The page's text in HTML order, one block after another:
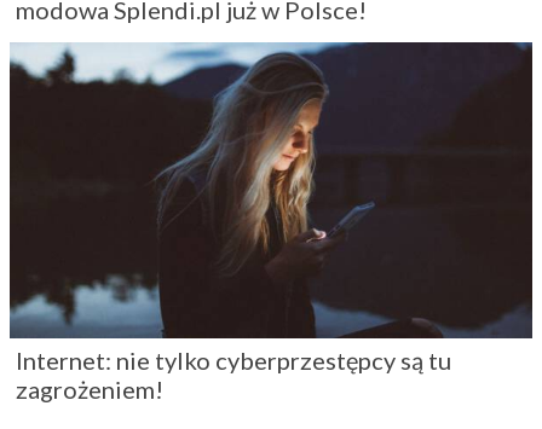
modowa Splendi.pl już w Polsce!
Internet: nie tylko cyberprzestępcy są tu
zagrożeniem!